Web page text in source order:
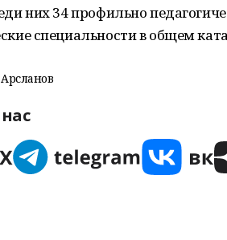
них 34 профильно
специальности в общем